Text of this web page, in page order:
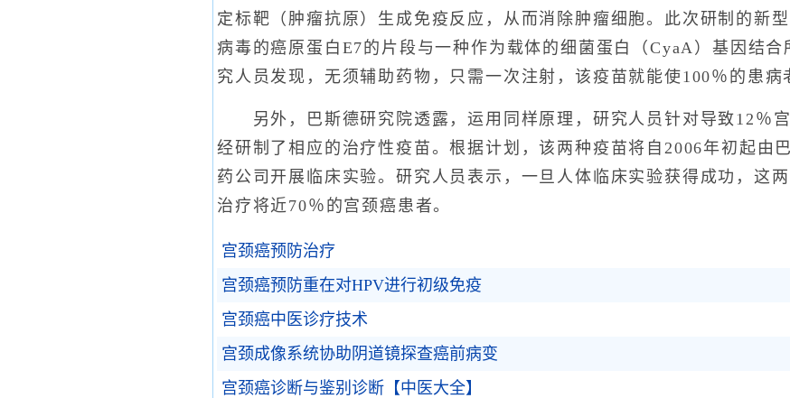
定标靶（肿瘤抗原）生成免疫反应，从而消除肿瘤细胞。此次研制的新
病毒的癌原蛋白E7的片段与一种作为载体的细菌蛋白（CyaA）基因结
究人员发现，无须辅助药物，只需一次注射，该疫苗就能使100％的患病
另外，巴斯德研究院透露，运用同样原理，研究人员针对导致12％
经研制了相应的治疗性疫苗。根据计划，该两种疫苗将自2006年初起由
药公司开展临床实验。研究人员表示，一旦人体临床实验获得成功，这
治疗将近70％的宫颈癌患者。
宫颈癌预防治疗
宫颈癌预防重在对HPV进行初级免疫
宫颈癌中医诊疗技术
宫颈成像系统协助阴道镜探查癌前病变
宫颈癌诊断与鉴别诊断【中医大全】